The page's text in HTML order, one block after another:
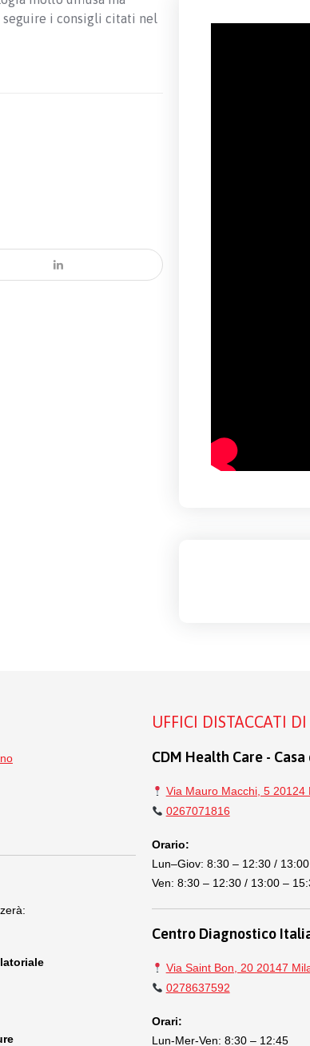
i consigli citati nel
UFFICI DISTACCATI
CDM Health Care -
Via Mauro Macchi, 5 20124
0267071816
Orario:
Lun–Giov: 8:30 – 12:30 /
Ven: 8:30 – 12:30 / 13:00 –
Centro Diagnostico
Via Saint Bon, 20 20147
0278637592
Orari:
Lun-Mer-Ven: 8:30 – 12:45